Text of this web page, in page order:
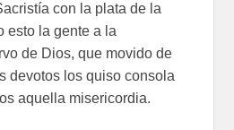
con la plata de la
esto la gente a la
de Dios, que movido de
devotos los quiso consola
aquella misericordia.